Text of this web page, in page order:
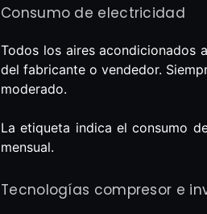
Consumo de electricidad
Todos los aires acondicionados
del fabricante o vendedor.
moderado.
La etiqueta indica el consumo
mensual.
Tecnologías compresor e